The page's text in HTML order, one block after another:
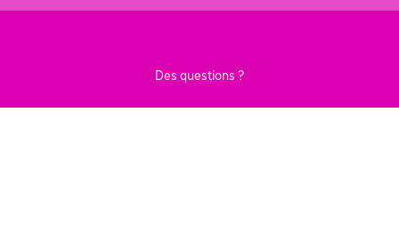
Des questions ?